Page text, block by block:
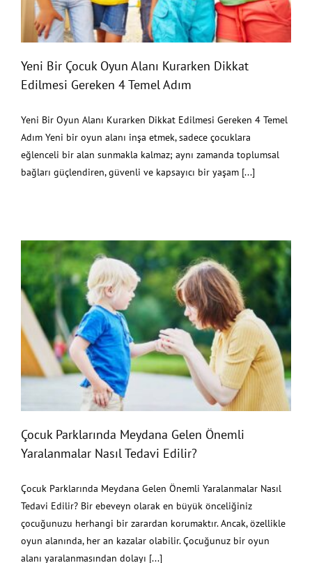
Yeni Bir Çocuk Oyun Alanı Kurarken Dikkat
Edilmesi Gereken 4 Temel Adım
Yeni Bir Oyun Alanı Kurarken Dikkat Edilmesi Gereken 4 Temel
Adım Yeni bir oyun alanı inşa etmek, sadece çocuklara
eğlenceli bir alan sunmakla kalmaz; aynı zamanda toplumsal
bağları güçlendiren, güvenli ve kapsayıcı bir yaşam [...]
Çocuk Parklarında Meydana Gelen Önemli
Yaralanmalar Nasıl Tedavi Edilir?
Çocuk Parklarında Meydana Gelen Önemli
Yaralanmalar Nasıl Tedavi Edilir?
Çocuk Parklarında Meydana Gelen Önemli Yaralanmalar Nasıl
Tedavi Edilir? Bir ebeveyn olarak en büyük önceliğiniz
çocuğunuzu herhangi bir zarardan korumaktır. Ancak, özellikle
oyun alanında, her an kazalar olabilir. Çocuğunuz bir oyun
alanı yaralanmasından dolayı [...]